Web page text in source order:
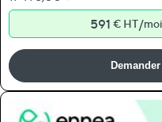
591 € HT/